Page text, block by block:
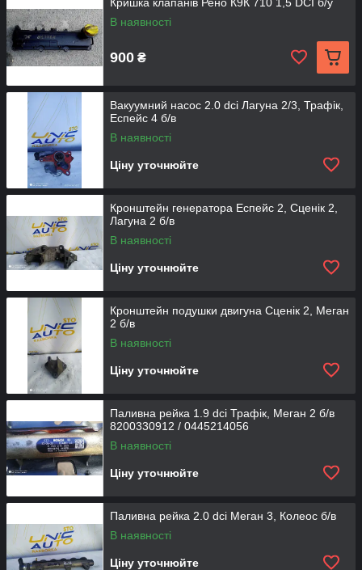
В наявності
900 ₴
Вакуумний насос 2.0 dci Лагуна 2/3, Трафік,
Eспейс 4 б/в
В наявності
Ціну уточнюйте
Кронштейн генератора Еспейс 2, Сценік 2,
Лагуна 2 б/в
В наявності
Ціну уточнюйте
Кронштейн подушки двигуна Сценік 2, Меган
2 б/в
В наявності
Ціну уточнюйте
Паливна рейка 1.9 dci Трафік, Меган 2 б/в
8200330912 / 0445214056
В наявності
Ціну уточнюйте
Паливна рейка 2.0 dci Меган 3, Колеос б/в
В наявності
Ціну уточнюйте